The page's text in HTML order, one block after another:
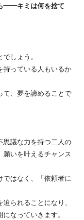
——キミは何を捨て
しょう。
持っている人もいるか
て、夢を諦めることで
思議な力を持つ二人の
いを叶えるチャンス
はなく、「依頼者に
られることになり、
なっていきます。